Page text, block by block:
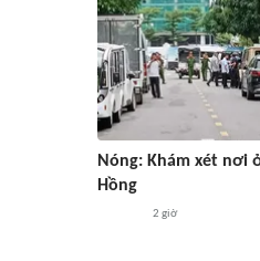
Nóng: Khám xét nơi
Hồng
2 giờ